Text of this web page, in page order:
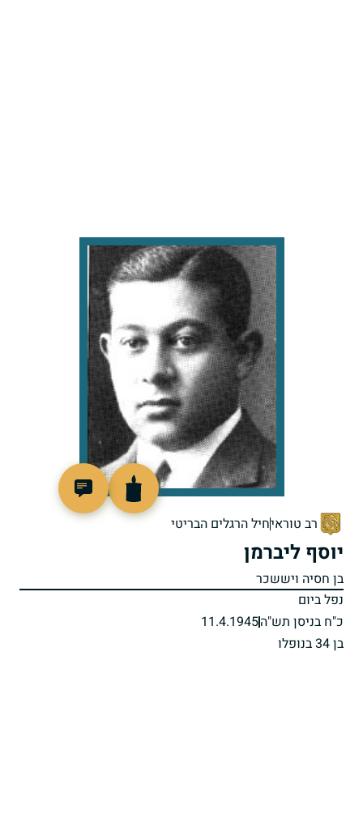
רב טוראיחיל הרגלים הבריטי
יוסף ליברמן
בן חסיה ויששכר
נפל ביום
כ"ח בניסן תש"ה11.4.1945
בן 34 בנופלו